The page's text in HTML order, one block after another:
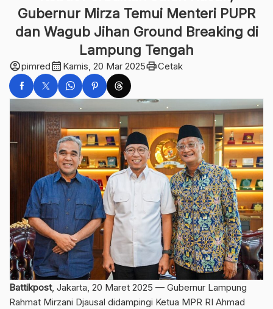
Gubernur Mirza Temui Menteri PUPR
dan Wagub Jihan Ground Breaking di
Lampung Tengah
account_circlepimredcalendar_month Kamis, 20 Mar 2025printCetak
Battikpost, Jakarta, 20 Maret 2025 — Gubernur Lampung
Rahmat Mirzani Djausal didampingi Ketua MPR RI Ahmad